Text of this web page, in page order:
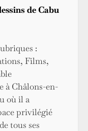
de Cabu
:
Films,
à Châlons-en-
où il a
privilégié
tous ses